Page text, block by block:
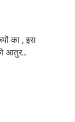
का , इस
आतुर...